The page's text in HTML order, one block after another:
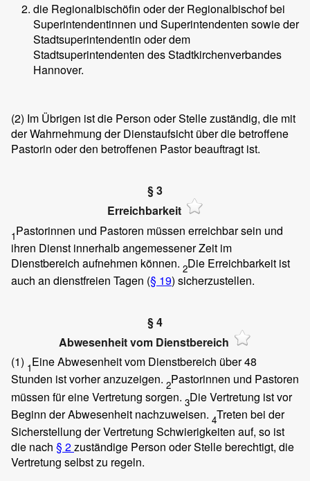
die Regionalbischöfin oder der Regionalbischof bei
Superintendentinnen und Superintendenten sowie der
Stadtsuperintendentin oder dem
Stadtsuperintendenten des Stadtkirchenverbandes
Hannover.
(2) Im Übrigen ist die Person oder Stelle zuständig, die mit
der Wahrnehmung der Dienstaufsicht über die betroffene
Pastorin oder den betroffenen Pastor beauftragt ist.
§ 3
Erreichbarkeit
1Pastorinnen und Pastoren müssen erreichbar sein und
ihren Dienst innerhalb angemessener Zeit im
Dienstbereich aufnehmen können. 2Die Erreichbarkeit ist
auch an dienstfreien Tagen (§ 19) sicherzustellen.
§ 4
Abwesenheit vom Dienstbereich
(1) 1Eine Abwesenheit vom Dienstbereich über 48
Stunden ist vorher anzuzeigen. 2Pastorinnen und Pastoren
müssen für eine Vertretung sorgen. 3Die Vertretung ist vor
Beginn der Abwesenheit nachzuweisen. 4Treten bei der
Sicherstellung der Vertretung Schwierigkeiten auf, so ist
die nach § 2zuständige Person oder Stelle berechtigt, die
Vertretung selbst zu regeln.